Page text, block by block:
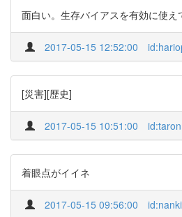
面白い。生存バイアスを有効に使え
2017-05-15 12:52:00
[災害][歴史]
2017-05-15 10:51:00 id:taron
着眼点がイイネ
2017-05-15 09:56:00